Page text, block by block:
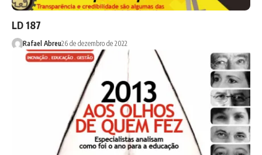
LD 187
Rafael Abreu26 de dezembro de 2022